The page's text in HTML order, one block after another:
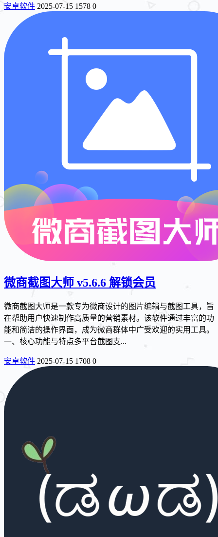
安卓软件 2025-07-15 1578 0
微商截图大师 v5.6.6 解锁会员
微商截图大师是一款专为微商设计的图片编辑与截图工具，旨
在帮助用户快速制作高质量的营销素材。该软件通过丰富的功
能和简洁的操作界面，成为微商群体中广受欢迎的实用工具。
一、核心功能与特点多平台截图支...
安卓软件 2025-07-15 1708 0